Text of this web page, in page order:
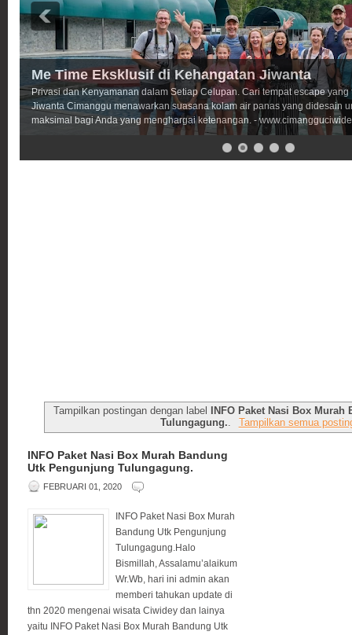
Me Time Eksklusif di Kehangatan Jiwanta
Privasi dan Kenyamanan dalam Setiap Celupan. Cari tempat escape
Jiwanta Cimanggu menawarkan suasana kolam air panas yang didesain
maksimal bagi Anda yang menghargai ketenangan. -
Tampilkan postingan dengan label
INFO Paket Nasi Box
Tulungagung.
Tampilkan semua
INFO Paket Nasi Box Murah Bandung
Utk Pengunjung Tulungagung.
FEBRUARI 01, 2020
INFO Paket Nasi Box Murah
Bandung Utk Pengunjung
Tulungagung.Halo
Bismillah, Assalamu’alaikum
Wr.Wb, hari ini admin akan
memberi tahukan update di
thn 2020 mengenai wisata Ciwidey dan lainya
yaitu INFO Paket Nasi Box Murah Bandung Utk